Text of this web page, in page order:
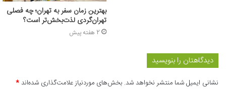
بهترین زمان سفر به تهران؛ چه فصلی
تهران‌گردی لذت‌بخش‌تر است؟
2 هفته پیش
دیدگاهتان را بنویسید
نشانی ایمیل شما منتشر نخواهد شد. بخش‌های موردنیاز علامت‌گذاری شده‌اند*